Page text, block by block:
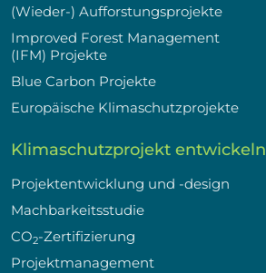
(Wieder-) Aufforstungsprojekte
Improved Forest Management
(IFM) Projekte
Blue Carbon Projekte
Europäische Klimaschutzprojekte
Klimaschutzprojekt entwickeln
Projektentwicklung und -design
Machbarkeitsstudie
CO2-Zertifizierung
Projektmanagement